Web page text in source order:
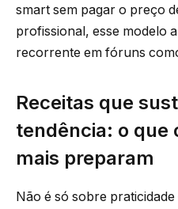
smart sem pagar o preço
profissional, esse modelo
recorrente em fóruns
Receitas que
tendência: o que
mais preparam
Não é só sobre